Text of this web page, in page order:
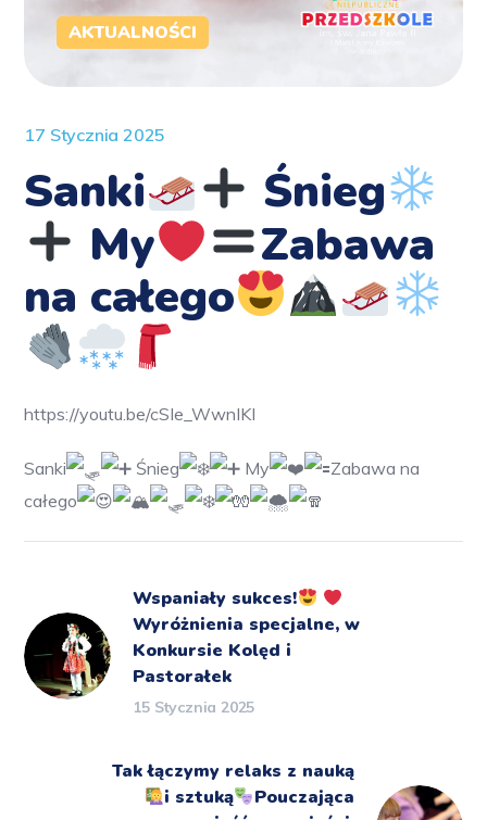
AKTUALNOŚCI
17 Stycznia 2025
Sanki
Śnieg
My
Zabawa
na całego
https://youtu.be/cSIe_WwnIKI
Sanki Śnieg My
Zabawa na
całego
Wspaniały sukces!
Wyróżnienia specjalne, w
Konkursie Kolęd i
Pastorałek
15 Stycznia 2025
Tak łączymy relaks z nauką
i sztuką
Pouczająca